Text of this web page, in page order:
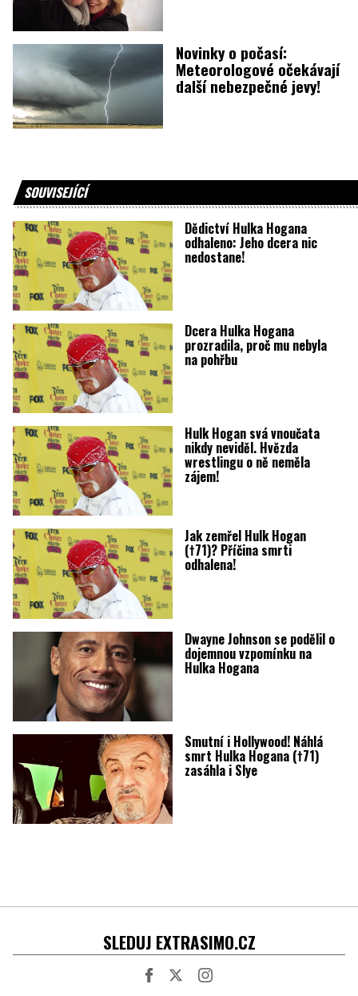
Novinky o počasí:
Meteorologové očekávají
další nebezpečné jevy!
SOUVISEJÍCÍ
Dědictví Hulka Hogana
odhaleno: Jeho dcera nic
nedostane!
Dcera Hulka Hogana
prozradila, proč mu nebyla
na pohřbu
Hulk Hogan svá vnoučata
nikdy neviděl. Hvězda
wrestlingu o ně neměla
zájem!
Jak zemřel Hulk Hogan
(†71)? Příčina smrti
odhalena!
Dwayne Johnson se podělil o
dojemnou vzpomínku na
Hulka Hogana
Smutní i Hollywood! Náhlá
smrt Hulka Hogana (†71)
zasáhla i Slye
SLEDUJ EXTRASIMO.CZ